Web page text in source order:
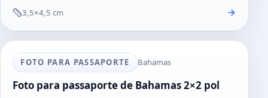
3,5×4,5 cm
FOTO PARA PASSAPORTE Bahamas
Foto para passaporte de Bahamas 2×2 pol